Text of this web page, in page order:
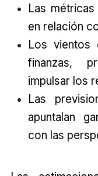
Las
en relación
Los vientos
finanzas,
impulsar los
Las
apuntalan
con las